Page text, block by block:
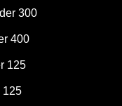
300
400
125
125